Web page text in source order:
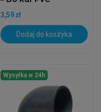
Akwarium
3,59 zł
Dodaj do koszyka
Wysyłka w 24h